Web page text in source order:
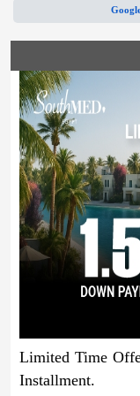
Limited Time
Installment.